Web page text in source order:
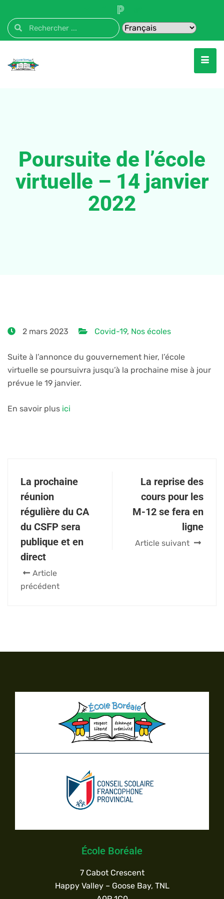
Poursuite de l’école
virtuelle – 14 janvier
2022
2 mars 2023 Covid-19, Nos écoles
Suite à l’annonce du gouvernement hier, l’école
virtuelle se poursuivra jusqu’à la prochaine mise à jour
prévue le 19 janvier.
En savoir plus ici
La prochaine
réunion
régulière du CA
du CSFP sera
publique et en
direct
Article
précédent
La reprise des
cours pour les
M-12 se fera en
ligne
Article suivant
École Boréale
7 Cabot Crescent
Happy Valley – Goose Bay, TNL